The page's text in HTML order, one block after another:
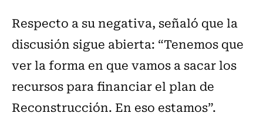
Respecto a su negativa, señaló que la
discusión sigue abierta: “Tenemos que
ver la forma en que vamos a sacar los
recursos para financiar el plan de
Reconstrucción. En eso estamos”.